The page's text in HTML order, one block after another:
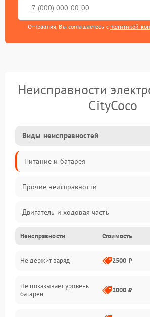
Отправляя, Вы соглашаетесь с политикой
Неисправности
CityCoco
Виды неисправностей
Питание и батарея
Прочие неисправности
Двигатель и ходовая часть
Тормоза и безопасность
Подвеска и колеса
Электроника и управление
Неисправности Стоимость
Не держит заряд 2500 ₽
Не показывает уровень
батареи
2000 ₽